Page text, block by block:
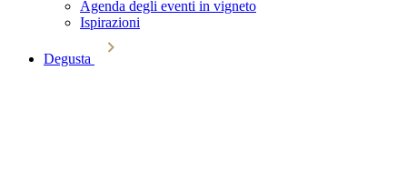
Agenda degli eventi in vigneto
Ispirazioni
Degusta